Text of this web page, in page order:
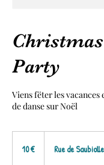
Party
Viens fëter les vacances
de danse sur Noël
10 € Rue de Saubiolle